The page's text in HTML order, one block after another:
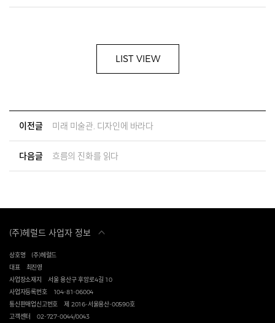
LIST VIEW
이전글 미래 미술관, 디자인에 바라다
다음글 흐름의 진화를 읽다
(주)헤럴드 사업자 정보
상호명
(주)헤럴드
대표
최진영
사업장소재지
서울 용산구 후암로4길 10
사업자등록번호
104-81-06004
통신판매업신고번호
제 2016-서울용산-00590호
고객센터
02-727-0044/0043